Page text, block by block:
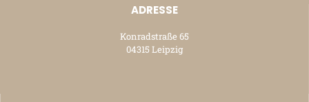
ADRESSE
Konradstraße 65
04315 Leipzig